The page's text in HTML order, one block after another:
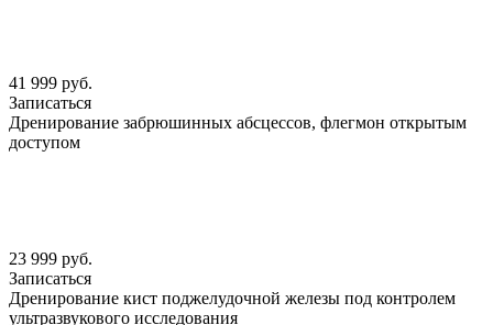
41 999 руб.
Записаться
Дренирование забрюшинных абсцессов, флегмон открытым
доступом
23 999 руб.
Записаться
Дренирование кист поджелудочной железы под контролем
ультразвукового исследования